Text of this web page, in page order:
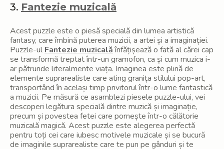
3. Fantezie muzicală
Acest puzzle este o piesă specială din lumea artistică
fantasy, care îmbină puterea muzicii, a artei și a imaginației.
Puzzle-ul Fantezie muzicalăînfățișează o fată al cărei cap
se transformă treptat într-un gramofon, ca și cum muzica i-
ar pătrunde literalmente viața. Imaginea este plină de
elemente suprarealiste care ating granița stilului pop-art,
transportând în același timp privitorul într-o lume fantastică
a muzicii. Pe măsură ce asamblezi piesele puzzle-ului, vei
descoperi legătura specială dintre muzică și imaginație,
precum și povestea fetei care pornește într-o călătorie
muzicală magică. Acest puzzle este alegerea perfectă
pentru toți cei care iubesc motivele muzicale și se bucură
de imaginile suprarealiste care te pun pe gânduri și te